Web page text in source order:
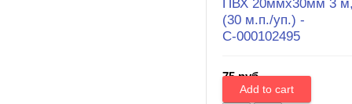
ПВХ 20ммх30мм 3
(30 м.п./уп.) -
С-000102495
75 руб.